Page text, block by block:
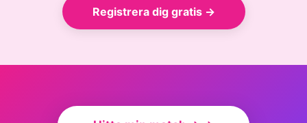
Registrera dig gratis →